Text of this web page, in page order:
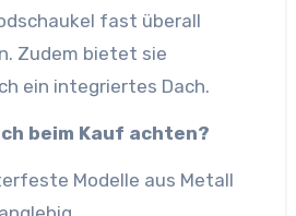
fast überall
Zudem bietet sie
ein integriertes Dach.
beim Kauf achten?
Modelle aus Metall